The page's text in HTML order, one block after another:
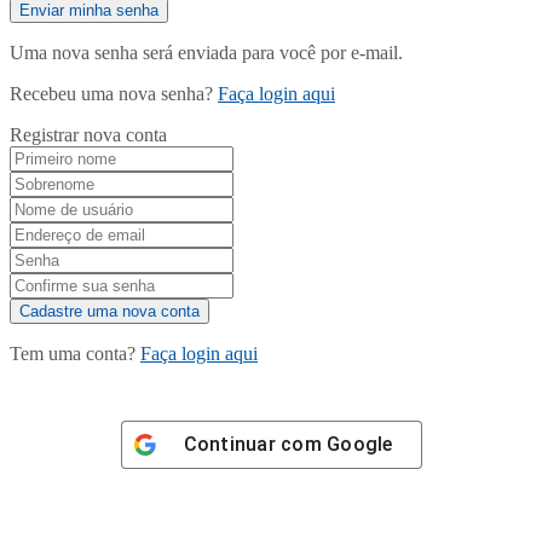
Uma nova senha será enviada para você por e-mail.
Recebeu uma nova senha? Faça login aqui
Registrar nova conta
Tem uma conta? Faça login aqui
Continuar com Google